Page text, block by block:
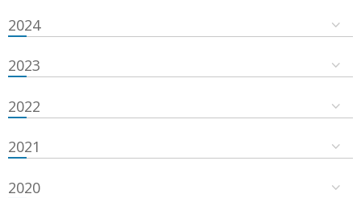
2024
2023
2022
2021
2020